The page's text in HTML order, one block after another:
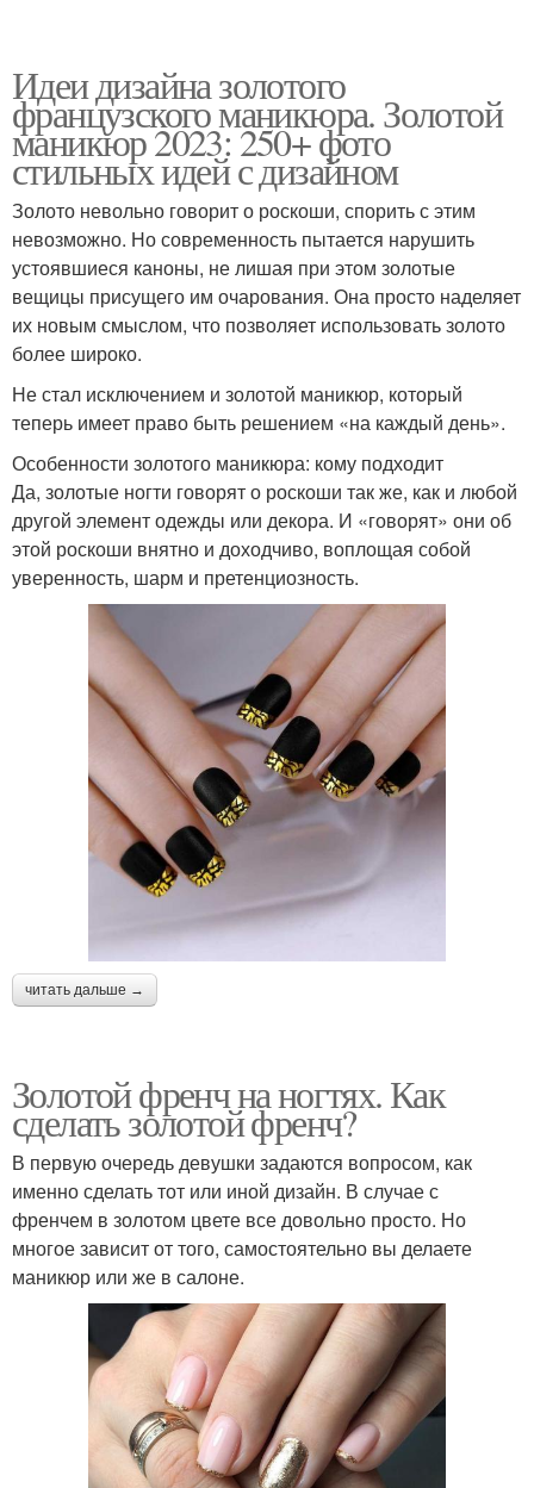
Идеи дизайна золотого
французского маникюра. Золотой
маникюр 2023: 250+ фото
стильных идей с дизайном
Золото невольно говорит о роскоши, спорить с этим
невозможно. Но современность пытается нарушить
устоявшиеся каноны, не лишая при этом золотые
вещицы присущего им очарования. Она просто наделяет
их новым смыслом, что позволяет использовать золото
более широко.
Не стал исключением и золотой маникюр, который
теперь имеет право быть решением «на каждый день».
Особенности золотого маникюра: кому подходит
Да, золотые ногти говорят о роскоши так же, как и любой
другой элемент одежды или декора. И «говорят» они об
этой роскоши внятно и доходчиво, воплощая собой
уверенность, шарм и претенциозность.
читать дальше →
Золотой френч на ногтях. Как
сделать золотой френч?
В первую очередь девушки задаются вопросом, как
именно сделать тот или иной дизайн. В случае с
френчем в золотом цвете все довольно просто. Но
многое зависит от того, самостоятельно вы делаете
маникюр или же в салоне.